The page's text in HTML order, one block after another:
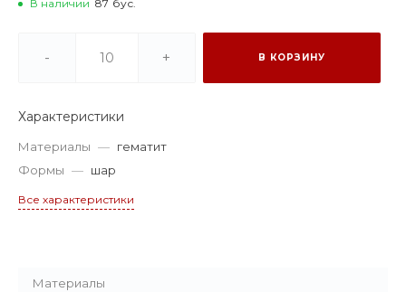
В наличии 87 бус.
- + В КОРЗИНУ
Характеристики
Материалы — гематит
Формы — шар
Все характеристики
Материалы